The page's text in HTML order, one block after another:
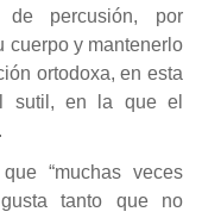
de percusión, por
cuerpo y mantenerlo
ortodoxa, en esta
sutil, en la que el
“muchas veces
tanto que no